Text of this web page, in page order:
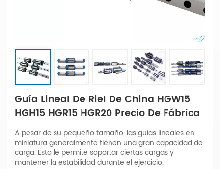
Guía Lineal De Riel De China HGW15
HGH15 HGR15 HGR20 Precio De Fábrica
A pesar de su pequeño tamaño, las guías lineales en
miniatura generalmente tienen una gran capacidad de
carga. Esto le permite soportar ciertas cargas y
mantener la estabilidad durante el ejercicio.